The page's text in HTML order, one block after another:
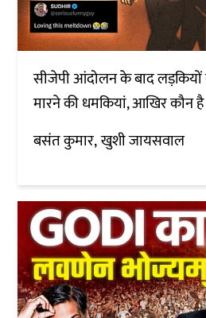
सीजेपी आंदोलन के बाद
मारने की धमकियां, आखिर कौन
बसंत कुमार खुशी जायसवाल